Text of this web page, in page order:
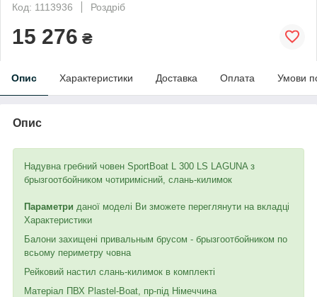
Код: 1113936
Роздріб
15 276 ₴
Опис Характеристики Доставка Оплата Умови
Опис
Надувна гребний човен SportBoat L 300 LS LAGUNA з
брызгоотбойником чотиримісний, слань-килимок
Параметри даної моделі Ви зможете переглянути на вкладці
Характеристики
Балони захищені привальным брусом - брызгоотбойником по
всьому периметру човна
Рейковий настил слань-килимок в комплекті
Матеріал ПВХ Plastel-Boat, пр-під Німеччина